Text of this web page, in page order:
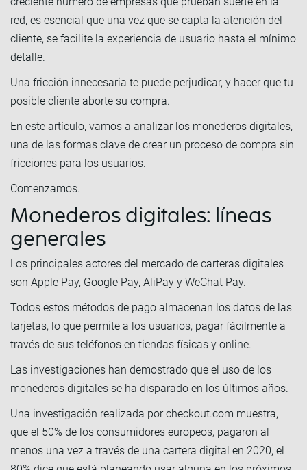
red, es esencial que una vez que se capta la atención del
cliente, se facilite la experiencia de usuario hasta el mínimo
detalle.
Una fricción innecesaria te puede perjudicar, y hacer que tu
posible cliente aborte su compra.
En este artículo, vamos a analizar los monederos digitales,
una de las formas clave de crear un proceso de compra sin
fricciones para los usuarios.
Comenzamos.
Monederos digitales: líneas
generales
Los principales actores del mercado de carteras digitales
son Apple Pay, Google Pay, AliPay y WeChat Pay.
Todos estos métodos de pago almacenan los datos de las
tarjetas, lo que permite a los usuarios, pagar fácilmente a
través de sus teléfonos en tiendas físicas y online.
Las investigaciones han demostrado que el uso de los
monederos digitales se ha disparado en los últimos años.
Una investigación realizada por checkout.com muestra,
que el 50% de los consumidores europeos, pagaron al
menos una vez a través de una cartera digital en 2020, el